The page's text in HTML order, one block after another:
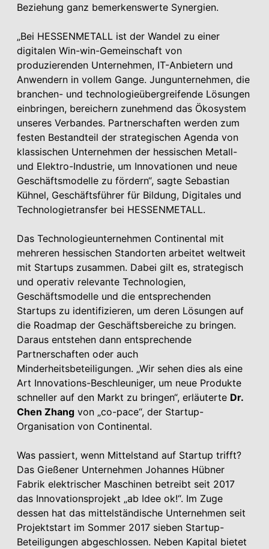
Beziehung ganz bemerkenswerte Synergien.
„Bei HESSEN­METALL ist der Wandel zu einer
digitalen Win-win-Gemeinschaft von
produzierenden Unter­nehmen, IT-Anbietern und
Anwendern in vollem Gange. Jungunternehmen, die
branchen- und technologieübergreifende Lösungen
einbringen, bereichern zunehmend das Ökosystem
unseres Verbandes. Partnerschaften werden zum
festen Bestandteil der strategischen Agenda von
klassischen Unter­nehmen der hessischen Metall-
und Elektro-Industrie, um Innovationen und neue
Geschäftsmodelle zu fördern“, sagte Sebastian
Kühnel, Geschäftsführer für Bildung, Digitales und
Technologietransfer bei HESSEN­METALL.
Das Technologieunternehmen Continental mit
mehreren hessischen Standorten arbeitet weltweit
mit Startups zusammen. Dabei gilt es, strategisch
und operativ relevante Technologien,
Geschäftsmodelle und die entsprechenden
Startups zu identifizieren, um deren Lösungen auf
die Roadmap der Geschäftsbereiche zu bringen.
Daraus entstehen dann entsprechende
Partnerschaften oder auch
Minderheitsbeteiligungen. „Wir sehen dies als eine
Art Innovations-Beschleuniger, um neue Produkte
schneller auf den Markt zu bringen“, erläuterte Dr.
Chen Zhang von „co-pace“, der Startup-
Organisation von Continental.
Was passiert, wenn Mittelstand auf Startup trifft?
Das Gießener Unter­nehmen Johannes Hübner
Fabrik elektrischer Maschinen betreibt seit 2017
das Innovationsprojekt „ab Idee ok!“. Im Zuge
dessen hat das mittelständische Unter­nehmen seit
Projektstart im Sommer 2017 sieben Startup-
Beteiligungen abgeschlossen. Neben Kapital bietet